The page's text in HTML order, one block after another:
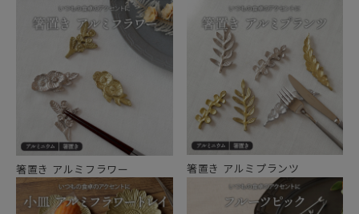
箸置き アルミフラワー 箸置き アルミプランツ